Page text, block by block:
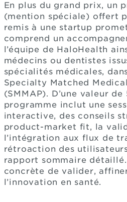
En plus du grand prix, un
(mention spéciale) offert
remis à une startup
comprend un
l’équipe de HaloHealth
médecins ou dentistes
spécialités médicales,
Specialty Matched
(SMMAP). D’une valeur
programme inclut une
interactive, des conseils
product-market fit, la
l’intégration aux flux de
rétroaction des
rapport sommaire
concrète de valider,
l’innovation en santé.